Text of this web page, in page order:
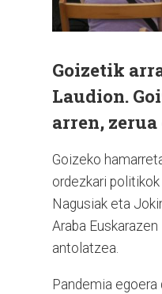
Goizetik
Laudion.
arren,
Goizeko
ordezkari
Nagusiak eta
Araba
antolatzea.
Pandemia